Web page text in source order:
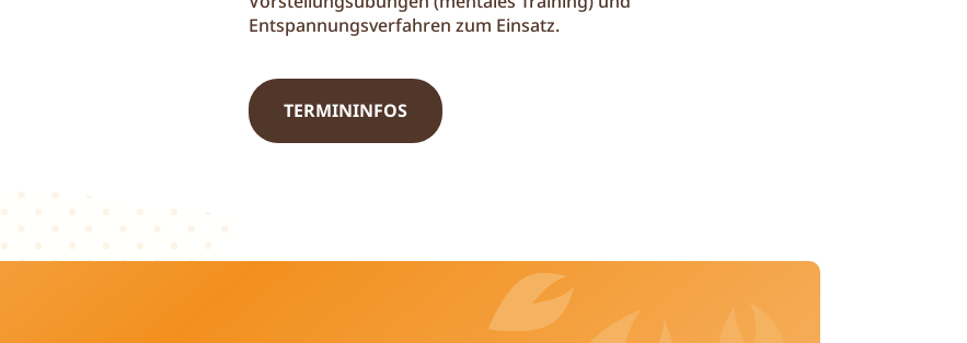
Entspannungsverfahren zum Einsatz.
TERMININFOS